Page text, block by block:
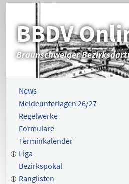
BBDV
Braunschweiger
News
Meldeunterlagen 26/27
Regelwerke
Formulare
Terminkalender
Liga
Bezirkspokal
Ranglisten